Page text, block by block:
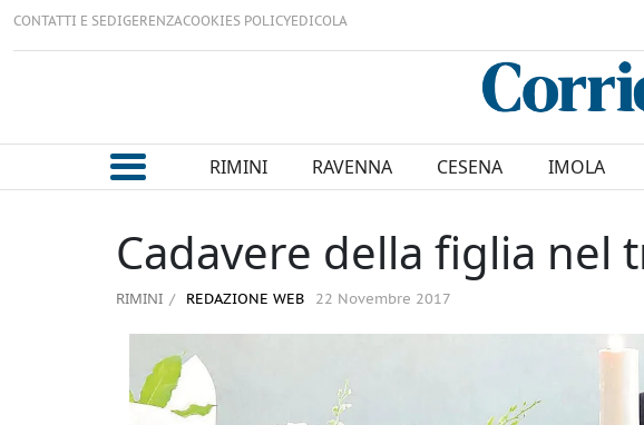
CONTATTI E SEDIGERENZACOOKIES POLICYEDICOLA
RIMINI RAVENNA CESENA IMOLA
Cadavere della figlia
RIMINI REDAZIONE WEB 22 Novembre 2017